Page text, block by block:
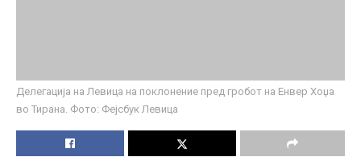
Делегација на Левица на поклонение пред гробот на Енвер Хоџа
во Тирана. Фото: Фејсбук Левица